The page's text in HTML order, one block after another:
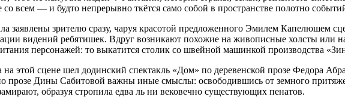
всем — и будто непрерывно ткётся само собой в пространстве полотно
заявлены зрителю сразу, чаруя красотой предложенного Эмилем Капелюшем
видений ребятишек. Вдруг возникают похожие на живописные холсты или
персонажей: то выкатится столик со швейной машинкой производства
этой сцене шел додинский спектакль «Дом» по деревенской прозе Федора
прозе Дины Сабитовой важны иные смыслы: освободившись от земного
образуя стропила едва ль ни вековечно существующих пенатов.